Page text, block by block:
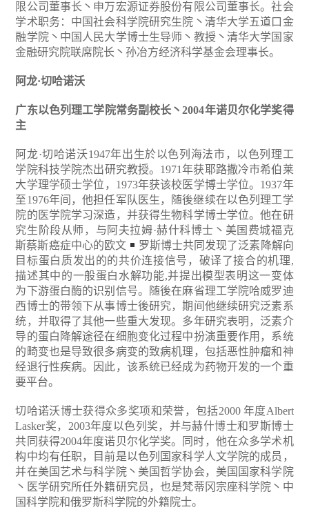
限公司董事长丶申万宏源证券股份有限公司董事长。社会
学术职务：中国社会科学院研究生院丶清华大学五道口金
融学院丶中国人民大学博士生导师丶教授丶清华大学国家
金融研究院联席院长丶孙冶方经济科学基金会理事长。
阿龙·切哈诺沃
广东以色列理工学院常务副校长丶2004年诺贝尔化学奖得
主
阿龙·切哈诺沃1947年出生於以色列海法市，以色列理工
学院科技学院杰出研究教授。1971年获耶路撒冷市希伯莱
大学理学硕士学位，1973年获该校医学博士学位。1937年
至1976年间，他担任军队医生，随後继续在以色列理工学
院的医学院学习深造，并获得生物科学博士学位。他在研
究生阶段从师，与阿夫拉姆·赫什科博士丶美国费城福克
斯蔡斯癌症中心的欧文
罗斯博士共同发现了泛素降解向
目标蛋白质发出的的共价连接信号，破译了接合的机理,
描述其中的一般蛋白水解功能,并提出模型表明这一变体
为下游蛋白酶的识别信号。随後在麻省理工学院哈威罗迪
西博士的带领下从事博士後研究，期间他继续研究泛素系
统，并取得了其他一些重大发现。多年研究表明，泛素介
导的蛋白降解途径在细胞变化过程中扮演重要作用，系统
的畸变也是导致很多病变的致病机理，包括恶性肿瘤和神
经退行性疾病。因此，该系统已经成为药物开发的一个重
要平台。
切哈诺沃博士获得众多奖项和荣誉，包括2000 年度Albert
Lasker奖，2003年度以色列奖，并与赫什博士和罗斯博士
共同获得2004年度诺贝尔化学奖。同时，他在众多学术机
构中均有任职，目前是以色列国家科学人文学院的成员，
并在美国艺术与科学院丶美国哲学协会，美国国家科学院
丶医学研究所任外籍研究员，也是梵蒂冈宗座科学院丶中
国科学院和俄罗斯科学院的外籍院士。